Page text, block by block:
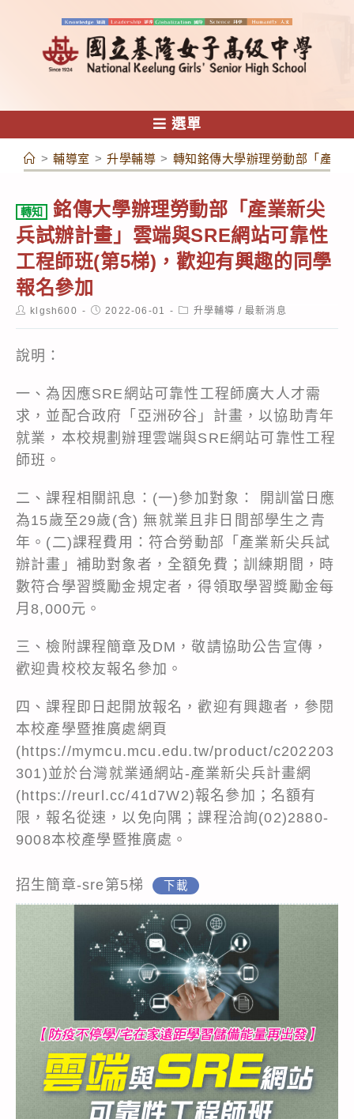
容
選單
> 輔導室 > 升學輔導 > 轉知銘傳大學辦理勞動部「產業
轉知
銘傳大學辦理勞動部「產業新尖
兵試辦計畫」雲端與SRE網站可靠性
工程師班(第5梯)，歡迎有興趣的同學
報名參加
Postklgsh600
Post2022-06-01
Post升學輔導 / 最新消息
說明：
一、為因應SRE網站可靠性工程師廣大人才需
求，並配合政府「亞洲矽谷」計畫，以協助青年
就業，本校規劃辦理雲端與SRE網站可靠性工程
師班。
二、課程相關訊息：(一)參加對象： 開訓當日應
為15歲至29歲(含) 無就業且非日間部學生之青
年。(二)課程費用：符合勞動部「產業新尖兵試
辦計畫」補助對象者，全額免費；訓練期間，時
數符合學習獎勵金規定者，得領取學習獎勵金每
月8,000元。
三、檢附課程簡章及DM，敬請協助公告宣傳，
歡迎貴校校友報名參加。
四、課程即日起開放報名，歡迎有興趣者，參閱
本校產學暨推廣處網頁
(https://mymcu.mcu.edu.tw/product/c202203
301)並於台灣就業通網站-產業新尖兵計畫網
(https://reurl.cc/41d7W2)報名參加；名額有
限，報名從速，以免向隅；課程洽詢(02)2880-
9008本校產學暨推廣處。
招生簡章-sre第5梯 下載